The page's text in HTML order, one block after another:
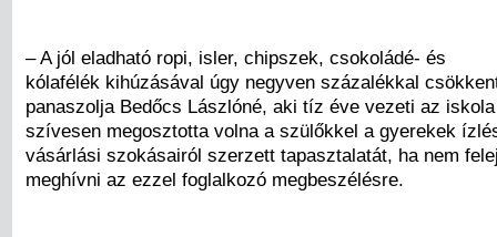
– A jól eladható ropi, isler, chipszek, csokoládé- és
kólafélék kihúzásával úgy negyven százalékkal
panaszolja Bedőcs Lászlóné, aki tíz éve vezeti az
szívesen megosztotta volna a szülőkkel a gyerekek
vásárlási szokásairól szerzett tapasztalatát, ha nem
meghívni az ezzel foglalkozó megbeszélésre.